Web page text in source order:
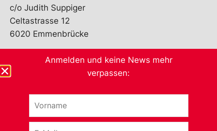
c/o Judith Suppiger
Celtastrasse 12
6020 Emmenbrücke
Andere Sektionen
Anmelden und keine News mehr
verpassen:
r